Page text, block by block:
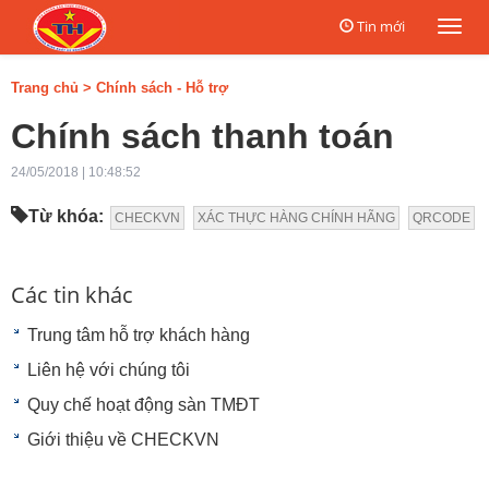
Tin mới
Trang chủ > Chính sách - Hỗ trợ
Chính sách thanh toán
24/05/2018 | 10:48:52
Từ khóa: CHECKVN XÁC THỰC HÀNG CHÍNH HÃNG QRCODE
Các tin khác
Trung tâm hỗ trợ khách hàng
Liên hệ với chúng tôi
Quy chế hoạt động sàn TMĐT
Giới thiệu về CHECKVN